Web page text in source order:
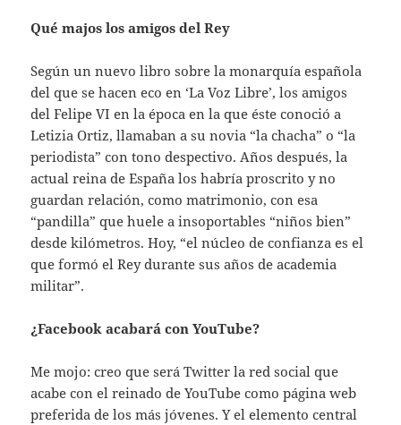
Qué majos los amigos del Rey
Según un nuevo libro sobre la monarquía española
del que se hacen eco en ‘La Voz Libre’, los amigos
del Felipe VI en la época en la que éste conoció a
Letizia Ortiz, llamaban a su novia “la chacha” o “la
periodista” con tono despectivo. Años después, la
actual reina de España los habría proscrito y no
guardan relación, como matrimonio, con esa
“pandilla” que huele a insoportables “niños bien”
desde kilómetros. Hoy, “el núcleo de confianza es el
que formó el Rey durante sus años de academia
militar”.
¿Facebook acabará con YouTube?
Me mojo: creo que será Twitter la red social que
acabe con el reinado de YouTube como página web
preferida de los más jóvenes. Y el elemento central